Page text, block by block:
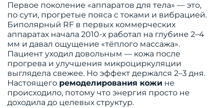
Первое поколение «аппаратов для тела» — это,
по сути, прогретые пояса с токами и вибрацией.
Биполярный RF в первых коммерческих
аппаратах начала 2010-х работал на глубине 2–4
мм и давал ощущение «тёплого массажа».
Пациент уходил довольным — кожа после
прогрева и улучшения микроциркуляции
выглядела свежее. Но эффект держался 2–3 дня.
Настоящего ремоделирования кожи не
происходило, потому что энергия просто не
доходила до целевых структур.